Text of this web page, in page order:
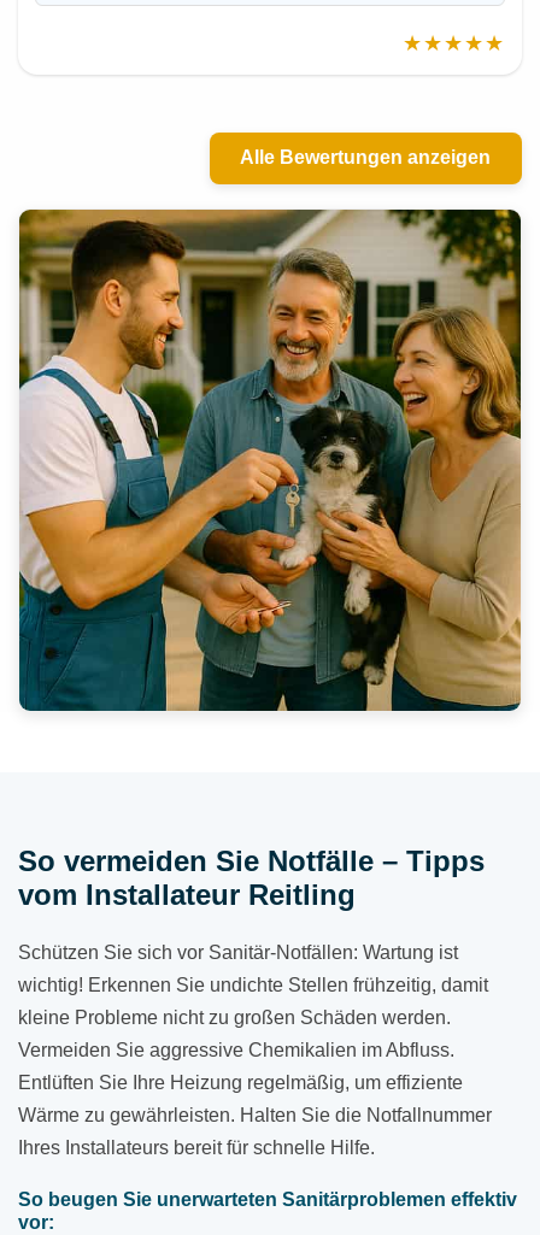
★★★★★
Alle Bewertungen anzeigen
So vermeiden Sie Notfälle – Tipps
vom Installateur Reitling
Schützen Sie sich vor Sanitär-Notfällen: Wartung ist
wichtig! Erkennen Sie undichte Stellen frühzeitig, damit
kleine Probleme nicht zu großen Schäden werden.
Vermeiden Sie aggressive Chemikalien im Abfluss.
Entlüften Sie Ihre Heizung regelmäßig, um effiziente
Wärme zu gewährleisten. Halten Sie die Notfallnummer
Ihres Installateurs bereit für schnelle Hilfe.
So beugen Sie unerwarteten Sanitärproblemen effektiv
vor: